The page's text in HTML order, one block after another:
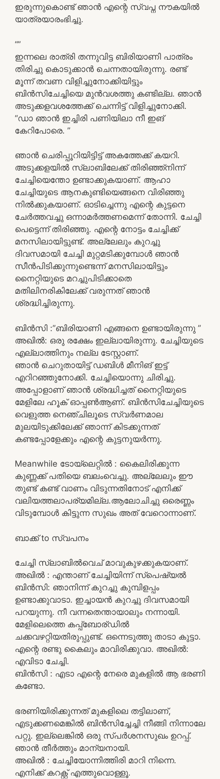
ഇരുന്നുകൊണ്ട് ഞാൻ എന്റെ സ്വപ്ന നൗകയിൽ
യാത്രയാരംഭിച്ചു.
“”
ഇന്നലെ രാത്രി തന്നുവിട്ട ബിരിയാണി പാത്രം
തിരിച്ചു കൊടുക്കാൻ ചെന്നതായിരുന്നു. രണ്ട്
മൂന്ന് തവണ വിളിച്ചുനോക്കിയിട്ടും
ബിൻസിചേച്ചിയെ മുൻവശത്തു കണ്ടില്ല. ഞാൻ
അടുക്കളവശത്തേക്ക് ചെന്നിട്ട് വിളിച്ചുനോക്കി.
“ഡാ ഞാൻ ഇച്ചിരി പണിയിലാ നീ ഇങ്
കേറിപോരെ. ”
ഞാൻ ചെരിപ്പൂറിയിട്ടിട്ട് അകത്തേക്ക് കയറി.
അടുക്കളയിൽ സ്ലാബിലേക്ക് തിരിഞ്ഞ്നിന്ന്
ചേച്ചിയെന്തോ ഉണ്ടാക്കുകയാണ്. ആഹാ
ചേച്ചിയുടെ ആനകുണ്ടിയെങ്ങനെ വിരിഞ്ഞു
നിൽക്കുകയാണ്. ഓടിച്ചെന്നു എന്റെ കുട്ടനെ
ചേർത്തവച്ചു ഒന്നാമർത്തണമെന്ന് തോന്നി. ചേച്ചി
പെട്ടെന്ന് തിരിഞ്ഞു. എന്റെ നോട്ടം ചേച്ചിക്ക്
മനസിലായിട്ടുണ്ട്. അല്ലേലും കുറച്ചു
ദിവസമായി ചേച്ചി മുറ്റമടിക്കുമ്പോൾ ഞാൻ
സീൻപിടിക്കുന്നുണ്ടെന്ന് മനസിലായിട്ടും
നൈറ്റിയുടെ മറച്ചുപിടിക്കാതെ
മതിലിനരികിലേക്ക് വരുന്നത് ഞാൻ
ശ്രദ്ധിച്ചിരുന്നു.
ബിൻസി :”ബിരിയാണി എങ്ങനെ ഉണ്ടായിരുന്നു ”
അഖിൽ: ഒരു രക്ഷേം ഇല്ലായിരുന്നു. ചേച്ചിയുടെ
എല്ലാത്തിനും നല്ല ടേസ്റ്റാണ്.
ഞാൻ ചെറുതായിട്ട് ഡബിൾ മീനിങ് ഇട്ട്
എറിറഞ്ഞുനോക്കി. ചേച്ചിയൊന്നു ചിരിച്ചു.
അപ്പോളാണ് ഞാൻ ശ്രദ്ധിച്ചത് നൈറ്റിയുടെ
മേളിലേ ഹൂക് ഓപ്പൺആണ്. ബിൻസിചേച്ചിയുടെ
വെളുത്ത നെഞ്ചിലൂടെ സ്വർണമാല
മുലയിടുക്കിലേക്ക് ഞാന്ന് കിടക്കുന്നത്
കണ്ടപ്പോളേക്കും എന്റെ കുട്ടനുയർന്നു.
Meanwhile ടോയ്‌ലെറ്റിൽ : കൈലിരിക്കുന്ന
കുണ്ണക്ക് പതിയെ ബലംവെച്ചു. അല്ലേലും ഈ
തുണ്ട് കണ്ട് വാണം വിടുന്നതിനോട് എനിക്ക്
വലിയത്തലാപര്യമില്ല.ആലോചിച്ചു ഒരെണ്ണം
വിടുമ്പോൾ കിട്ടുന്ന സുഖം അത് വേറൊന്നാണ്.
ബാക്ക് to സ്വപനം
ചേച്ചി സ്ലാബിൽവെച് മാവുകുഴക്കുകയാണ്.
അഖിൽ : എന്താണ് ചേച്ചിയിന്ന് സ്പെഷ്യൽ
ബിൻസി: ഞാനിന്ന് കുറച്ചു കുമ്പിളപ്പം
ഉണ്ടാക്കുവാടാ. ഇച്ചായൻ കുറച്ചു ദിവസമായി
പറയുന്നു. നീ വന്നതെന്തായാലും നന്നായി.
മേളിലെത്തെ കപ്പ്ബോര്ഡിൽ
ചക്കവഴറ്റിയതിരുപ്പുണ്ട്. ഒന്നെടുത്തു താടാ കുട്ടാ.
എന്റെ രണ്ടു കൈലും മാവിരിക്കുവാ. അഖിൽ:
എവിടാ ചേച്ചി.
ബിൻസി : എടാ എന്റെ നേരെ മുകളിൽ ആ ഭരണി
കണ്ടോ.
ഭരണിയിരിക്കുന്നത് മുകളിലെ തട്ടിലാണ്,
എടുക്കണമെങ്കിൽ ബിൻസിച്ചേച്ചി നീങ്ങി നിന്നാലേ
പറ്റു. ഇല്ലെങ്കിൽ ഒരു സ്പർശനസുഖം ഉറപ്പ്.
ഞാൻ തീർത്തും മാന്യനായി.
അഖിൽ : ചേച്ചിയോന്നിത്തിരി മാറി നിന്നെ.
എനിക്ക് കറക്റ്റ് എത്തുവൊള്ളൂ.